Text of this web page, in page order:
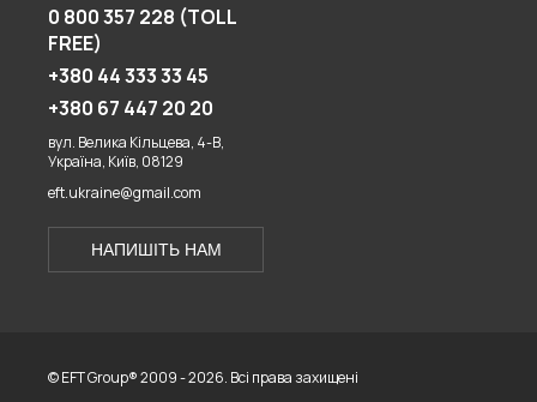
0 800 357 228 (TOLL
FREE)
+380 44 333 33 45
+380 67 447 20 20
вул. Велика Кільцева, 4-В,
Україна, Київ, 08129
eft.ukraine@gmail.com
НАПИШІТЬ НАМ
© EFT Group® 2009 - 2026. Всі права захищені